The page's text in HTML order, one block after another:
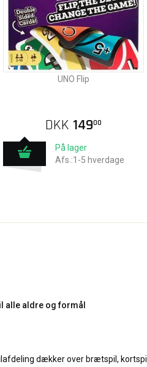
UNO Flip
DKK 14900
På lager
Afs.:1-5 hverdage
alle aldre og formål
dækker over brætspil, kortspil